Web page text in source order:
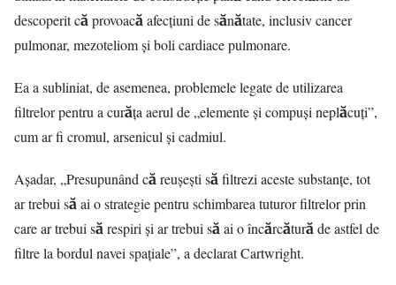
descoperit că provoacă afecțiuni de sănătate, inclusiv cancer
pulmonar, mezoteliom și boli cardiace pulmonare.
Ea a subliniat, de asemenea, problemele legate de utilizarea
filtrelor pentru a curăța aerul de „elemente și compuși neplăcuți”,
cum ar fi cromul, arsenicul și cadmiul.
Aşadar, „Presupunând că reușești să filtrezi aceste substanțe, tot
ar trebui să ai o strategie pentru schimbarea tuturor filtrelor prin
care ar trebui să respiri și ar trebui să ai o încărcătură de astfel de
filtre la bordul navei spațiale”, a declarat Cartwright.